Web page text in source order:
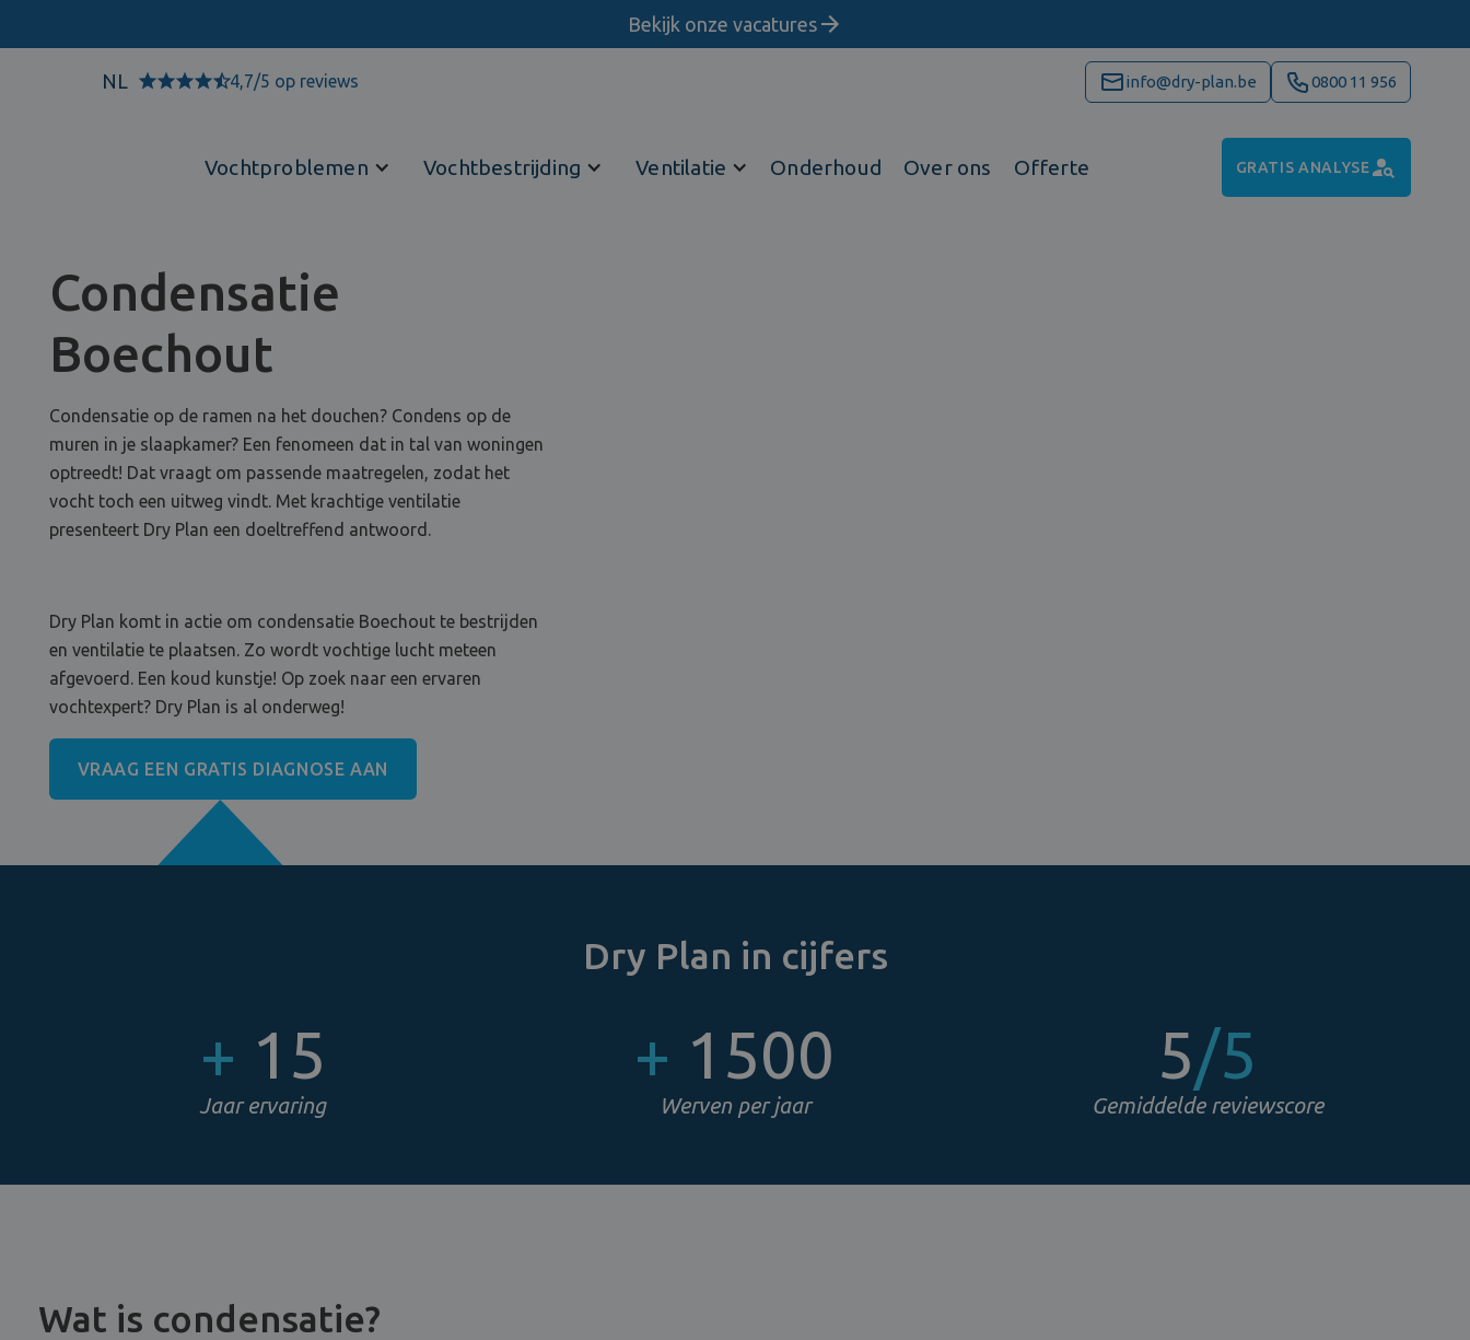
Bekijk onze vacatures
NL 4,7/5 op reviews info@dry-plan.be 0800 11 956
Vochtproblemen Vochtbestrijding Ventilatie Onderhoud Over ons Offerte GRATIS ANALYSE
Condensatie
Boechout
Condensatie op de ramen na het douchen? Condens op de
muren in je slaapkamer? Een fenomeen dat in tal van woningen
optreedt! Dat vraagt om passende maatregelen, zodat het
vocht toch een uitweg vindt. Met krachtige ventilatie
presenteert Dry Plan een doeltreffend antwoord.
Dry Plan komt in actie om condensatie Boechout te bestrijden
en ventilatie te plaatsen. Zo wordt vochtige lucht meteen
afgevoerd. Een koud kunstje! Op zoek naar een ervaren
vochtexpert? Dry Plan is al onderweg!
VRAAG EEN GRATIS DIAGNOSE AAN
Dry Plan in cijfers
+ 15
Jaar ervaring
+ 1500
Werven per jaar
5/5
Gemiddelde reviewscore
Wat is condensatie?